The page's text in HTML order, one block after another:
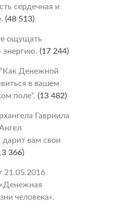
сердечная и
(48 513)
ощущать
(17 244)
Денежной
в вашем
поле“. (13 482)
Гавриила
дарит вам свои
366)
21.05.2016
человека».